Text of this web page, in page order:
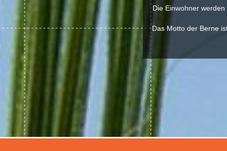
Die Einwohner
Das Motto der Berne